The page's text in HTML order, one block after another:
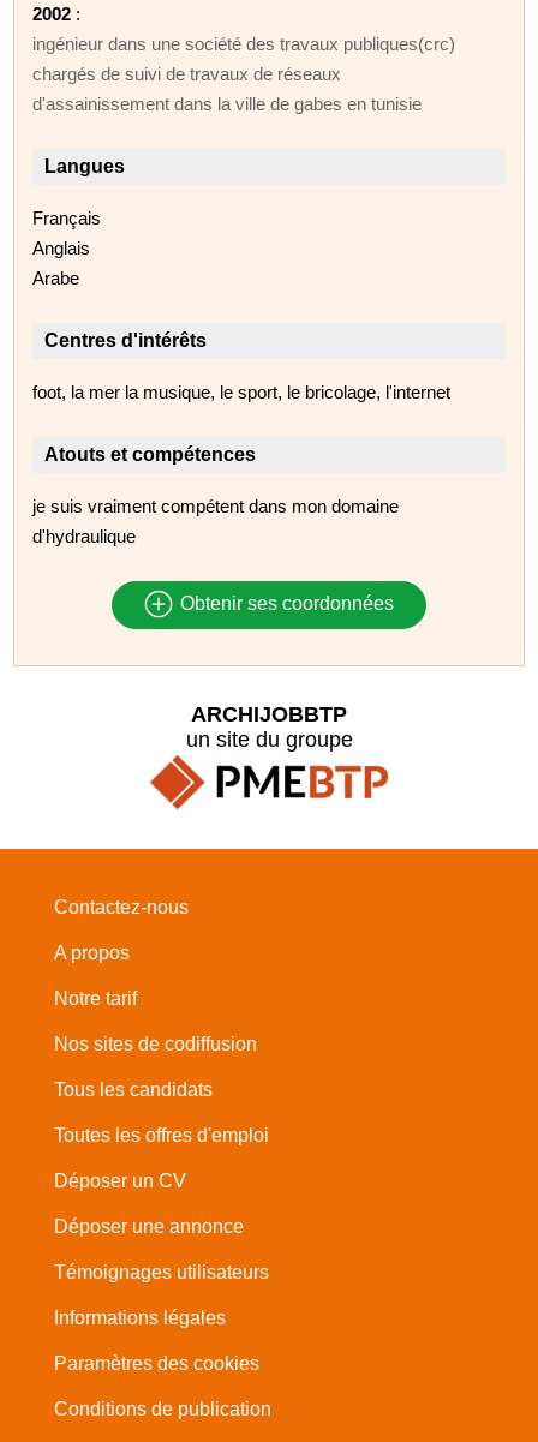
2002 :
ingénieur dans une société des travaux publiques(crc)
chargés de suivi de travaux de réseaux
d'assainissement dans la ville de gabes en tunisie
Langues
Français
Anglais
Arabe
Centres d'intérêts
foot, la mer la musique, le sport, le bricolage, l'internet
Atouts et compétences
je suis vraiment compétent dans mon domaine
d'hydraulique
Obtenir ses coordonnées
ARCHIJOBBTP
un site du groupe
Contactez-nous
A propos
Notre tarif
Nos sites de codiffusion
Tous les candidats
Toutes les offres d'emploi
Déposer un CV
Déposer une annonce
Témoignages utilisateurs
Informations légales
Paramètres des cookies
Conditions de publication